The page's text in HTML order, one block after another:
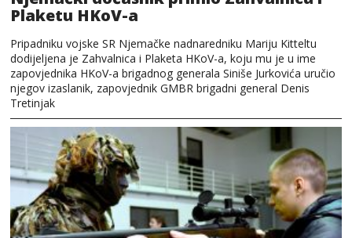
Plaketu HKoV-a
Pripadniku vojske SR Njemačke nadnaredniku Mariju Kitteltu
dodijeljena je Zahvalnica i Plaketa HKoV-a, koju mu je u ime
zapovjednika HKoV-a brigadnog generala Siniše Jurkovića uručio
njegov izaslanik, zapovjednik GMBR brigadni general Denis
Tretinjak